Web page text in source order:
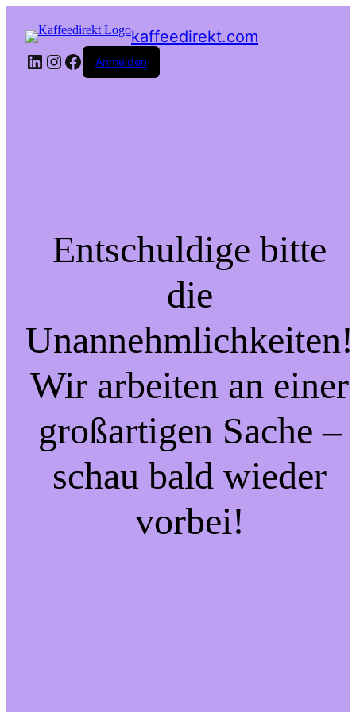
kaffeedirekt.com
LinkedIn
Instagram
Facebook
Anmelden
Entschuldige bitte
die
Unannehmlichkeiten!
Wir arbeiten an einer
großartigen Sache –
schau bald wieder
vorbei!